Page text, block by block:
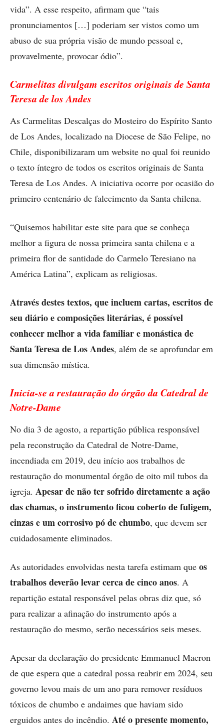
vida”. A esse respeito, afirmam que “tais
pronunciamentos […] poderiam ser vistos como um
abuso de sua própria visão de mundo pessoal e,
provavelmente, provocar ódio”.
Carmelitas divulgam escritos originais de Santa
Teresa de los Andes
As Carmelitas Descalças do Mosteiro do Espírito Santo
de Los Andes, localizado na Diocese de São Felipe, no
Chile, disponibilizaram um website no qual foi reunido
o texto íntegro de todos os escritos originais de Santa
Teresa de Los Andes. A iniciativa ocorre por ocasião do
primeiro centenário de falecimento da Santa chilena.
“Quisemos habilitar este site para que se conheça
melhor a figura de nossa primeira santa chilena e a
primeira flor de santidade do Carmelo Teresiano na
América Latina”, explicam as religiosas.
Através destes textos, que incluem cartas, escritos de
seu diário e composições literárias, é possível
conhecer melhor a vida familiar e monástica de
Santa Teresa de Los Andes, além de se aprofundar em
sua dimensão mística.
Inicia-se a restauração do órgão da Catedral de
Notre-Dame
No dia 3 de agosto, a repartição pública responsável
pela reconstrução da Catedral de Notre-Dame,
incendiada em 2019, deu início aos trabalhos de
restauração do monumental órgão de oito mil tubos da
igreja. Apesar de não ter sofrido diretamente a ação
das chamas, o instrumento ficou coberto de fuligem,
cinzas e um corrosivo pó de chumbo, que devem ser
cuidadosamente eliminados.
As autoridades envolvidas nesta tarefa estimam que os
trabalhos deverão levar cerca de cinco anos. A
repartição estatal responsável pelas obras diz que, só
para realizar a afinação do instrumento após a
restauração do mesmo, serão necessários seis meses.
Apesar da declaração do presidente Emmanuel Macron
de que espera que a catedral possa reabrir em 2024, seu
governo levou mais de um ano para remover resíduos
tóxicos de chumbo e andaimes que haviam sido
erguidos antes do incêndio. Até o presente momento,